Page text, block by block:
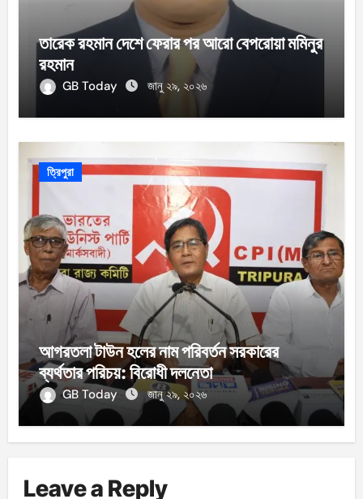
তারেক রহমান দেশে ফেরার পর আরো বেপরোয়া মমিনুর
রহমান
GB Today জানু ২৯, ২০২৬
ত্রিপুরা
আগরতলা টাউন হলের নাম পরিবর্তন সরকারের
ব্যর্থতার পরিচয়: বিরোধী দলনেতা
GB Today জানু ২৯, ২০২৬
Leave a Reply